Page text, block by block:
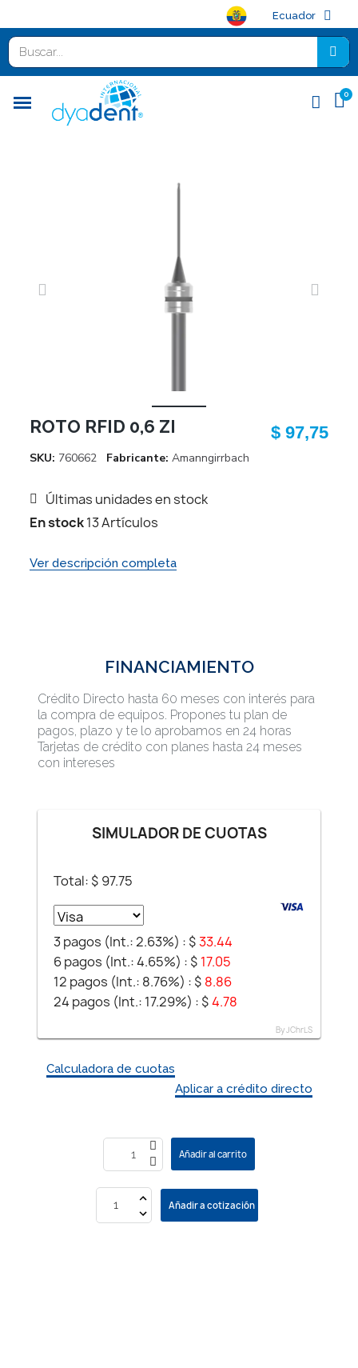
Ecuador
ROTO RFID 0,6 ZI
SKU 760662 Fabricante Amanngirrbach
$ 97,75
Últimas unidades en stock
En stock13 Artículos
Ver descripción completa
FINANCIAMIENTO
Crédito Directo hasta 60 meses con interés para
la compra de equipos. Propones tu plan de
pagos, plazo y te lo aprobamos en 24 horas
Tarjetas de crédito con planes hasta 24 meses
con intereses
SIMULADOR DE CUOTAS
Total: $ 97.75
3 pagos (Int.: 2.63%) : $ 33.44
6 pagos (Int.: 4.65%) : $ 17.05
12 pagos (Int.: 8.76%) : $ 8.86
24 pagos (Int.: 17.29%) : $ 4.78
By JChrLS
Calculadora de cuotas
Aplicar a crédito directo
Añadir al carrito
Añadir a cotización